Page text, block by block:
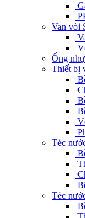
Van vòi
Ống
Thiết bị
Téc
Téc